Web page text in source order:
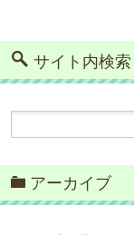
サイト内検索
アーカイブ